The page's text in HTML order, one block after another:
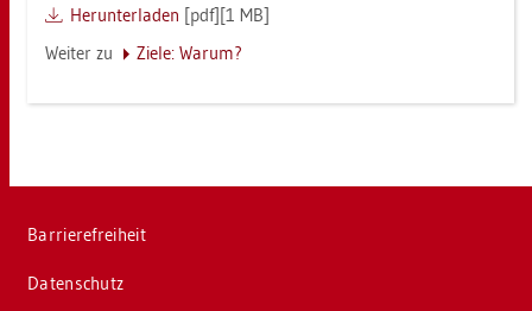
Her­un­ter­la­den [pdf][1 MB]
Wei­ter zu
Ziele: Warum?
Bar­rie­re­frei­heit
Da­ten­schutz